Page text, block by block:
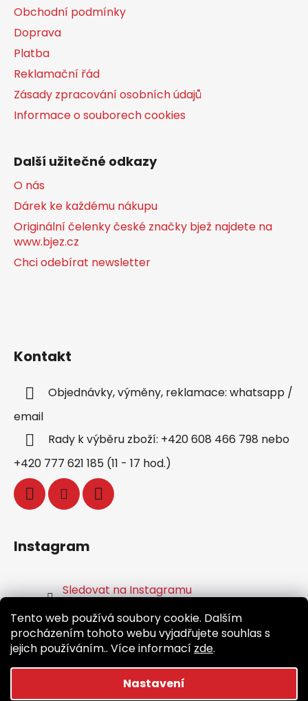
Tento web používá soubory cookie. Dalším
procházením tohoto webu vyjadřujete souhlas s
jejich používáním.. Více informací zde.
Nastavení
Obchodní podmínky
Doprava
Platba
Reklamační řád
Zásady zpracování osobních údajů
Informace o souborech cookies
Další užitečné odkazy
O nás
Dárek ke každému nákupu
Originální čelenky české značky bjež najdete na
www.bjez.cz
Chci odebírat newsletter
Kontakt
Objednávky, výměny, reklamace: whatsapp /
email
Rady k výběru zboží: +420 608 466 798 nebo
+420 777 621 185 (11 - 17 hod.)
Instagram
Sledovat na Instagramu
Facebook